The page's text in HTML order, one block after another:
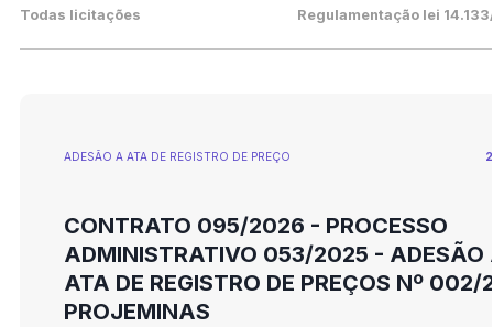
Todas licitações Regulamentação lei
ADESÃO A ATA DE REGISTRO DE PREÇO
CONTRATO 095/2026 - PROCESSO
ADMINISTRATIVO 053/2025 - ADESÃO
ATA DE REGISTRO DE PREÇOS Nº
PROJEMINAS